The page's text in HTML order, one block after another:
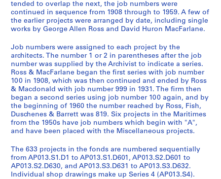
tended to overlap the next, the job numbers were
continued in sequence from 1908 through to 1959. A few of
the earlier projects were arranged by date, including single
works by George Allen Ross and David Huron MacFarlane.
Job numbers were assigned to each project by the
architects. The number 1 or 2 in parentheses after the job
number was supplied by the Archivist to indicate a series.
Ross & MacFarlane began the first series with job number
100 in 1908, which was then continued and ended by Ross
& Macdonald with job number 999 in 1931. The firm then
began a second series using job number 100 again, and by
the beginning of 1960 the number reached by Ross, Fish,
Duschenes & Barrett was 819. Six projects in the Maritimes
from the 1950s have job numbers which begin with "A",
and have been placed with the Miscellaneous projects.
The 633 projects in the fonds are numbered sequentially
from AP013.S1.D1 to AP013.S1.D601, AP013.S2.D601 to
AP013.S2.D630, and AP013.S3.D631 to AP013.S3.D632.
Individual shop drawings make up Series 4 (AP013.S4).